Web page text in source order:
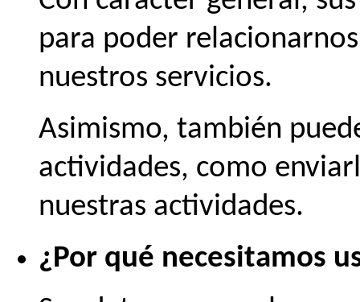
para poder
nuestros servicios.
Asimismo, también
actividades, como
nuestras actividades.
¿Por qué necesitamos